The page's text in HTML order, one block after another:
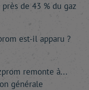
de 43 % du gaz
est-il apparu ?
remonte à...
générale